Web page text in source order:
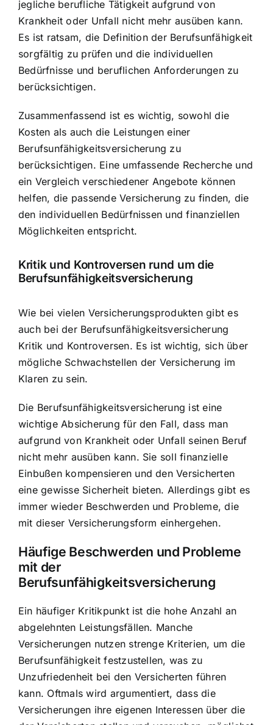
jegliche berufliche Tätigkeit aufgrund von
Krankheit oder Unfall nicht mehr ausüben kann.
Es ist ratsam, die Definition der Berufsunfähigkeit
sorgfältig zu prüfen und die individuellen
Bedürfnisse und beruflichen Anforderungen zu
berücksichtigen.
Zusammenfassend ist es wichtig, sowohl die
Kosten als auch die Leistungen einer
Berufsunfähigkeitsversicherung zu
berücksichtigen. Eine umfassende Recherche und
ein Vergleich verschiedener Angebote können
helfen, die passende Versicherung zu finden, die
den individuellen Bedürfnissen und finanziellen
Möglichkeiten entspricht.
Kritik und Kontroversen rund um die
Berufsunfähigkeitsversicherung
Wie bei vielen Versicherungsprodukten gibt es
auch bei der Berufsunfähigkeitsversicherung
Kritik und Kontroversen. Es ist wichtig, sich über
mögliche Schwachstellen der Versicherung im
Klaren zu sein.
Die Berufsunfähigkeitsversicherung ist eine
wichtige Absicherung für den Fall, dass man
aufgrund von Krankheit oder Unfall seinen Beruf
nicht mehr ausüben kann. Sie soll finanzielle
Einbußen kompensieren und den Versicherten
eine gewisse Sicherheit bieten. Allerdings gibt es
immer wieder Beschwerden und Probleme, die
mit dieser Versicherungsform einhergehen.
Häufige Beschwerden und Probleme
mit der
Berufsunfähigkeitsversicherung
Ein häufiger Kritikpunkt ist die hohe Anzahl an
abgelehnten Leistungsfällen. Manche
Versicherungen nutzen strenge Kriterien, um die
Berufsunfähigkeit festzustellen, was zu
Unzufriedenheit bei den Versicherten führen
kann. Oftmals wird argumentiert, dass die
Versicherungen ihre eigenen Interessen über die